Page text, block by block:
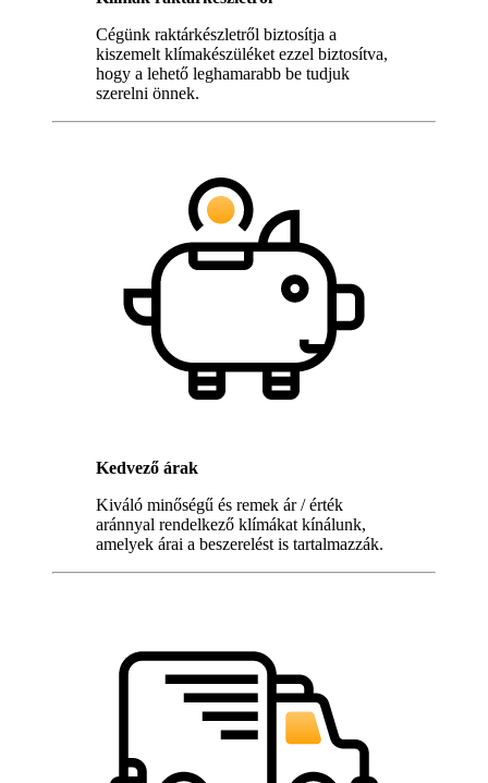
Cégünk raktárkészletről biztosítja a
kiszemelt klímakészüléket ezzel biztosítva,
hogy a lehető leghamarabb be tudjuk
szerelni önnek.
Kedvező árak
Kiváló minőségű és remek ár / érték
aránnyal rendelkező klímákat kínálunk,
amelyek árai a beszerelést is tartalmazzák.